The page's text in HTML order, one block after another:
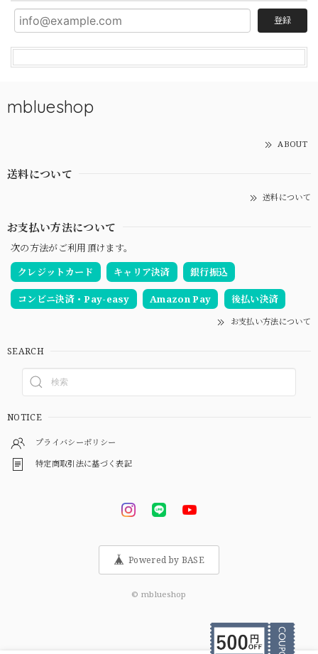
登録
mblueshop
ABOUT
送料について
送料について
お支払い方法について
次の方法がご利用頂けます。
クレジットカード
キャリア決済 銀行振込
コンビニ決済・Pay-easy Amazon Pay 後払い決済
お支払い方法について
SEARCH
NOTICE
プライバシーポリシー
特定商取引法に基づく表記
Powered by BASE
© mblueshop